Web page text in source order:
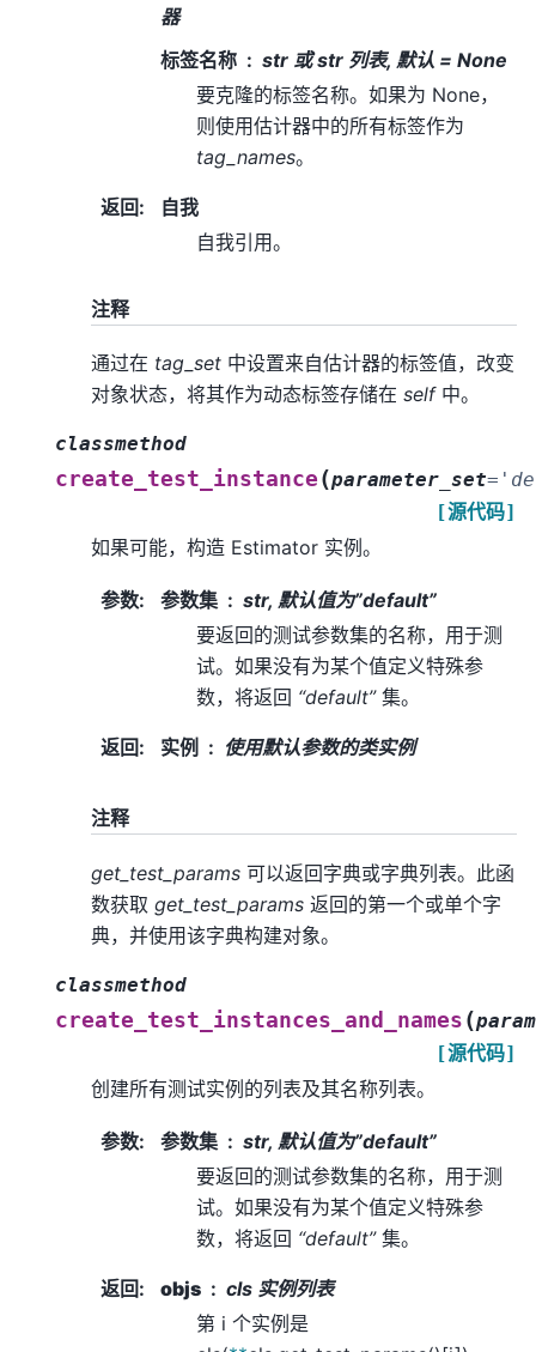
器
标签名称
str 或 str 列表, 默认 = None
要克隆的标签名称。如果为 None，
则使用估计器中的所有标签作为
tag_names。
返回:
自我
自我引用。
注释
通过在 tag_set 中设置来自估计器的标签值，改变
对象状态，将其作为动态标签存储在 self中。
classmethod
create_test_instance (parameter_set=
[源代码]
如果可能，构造 Estimator 实例。
参数: 参数集
str, 默认值为”default”
要返回的测试参数集的名称，用于测
试。如果没有为某个值定义特殊参
数，将返回 “default”集。
返回: 实例 使用默认参数的类实例
注释
get_test_params 可以返回字典或字典列表。此函
数获取 get_test_params 返回的第一个或单个字
典，并使用该字典构建对象。
classmethod
create_test_instances_and_names (
[源代码]
创建所有测试实例的列表及其名称列表。
参数: 参数集
str, 默认值为”default”
要返回的测试参数集的名称，用于测
试。如果没有为某个值定义特殊参
数，将返回 “default”集。
返回: objs
cls 实例列表
第 i 个实例是